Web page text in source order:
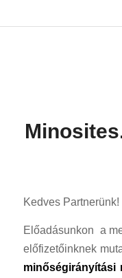
Kedves Partnerünk!
Előadásunkon a
előfizetőinknek
minőségirányítási